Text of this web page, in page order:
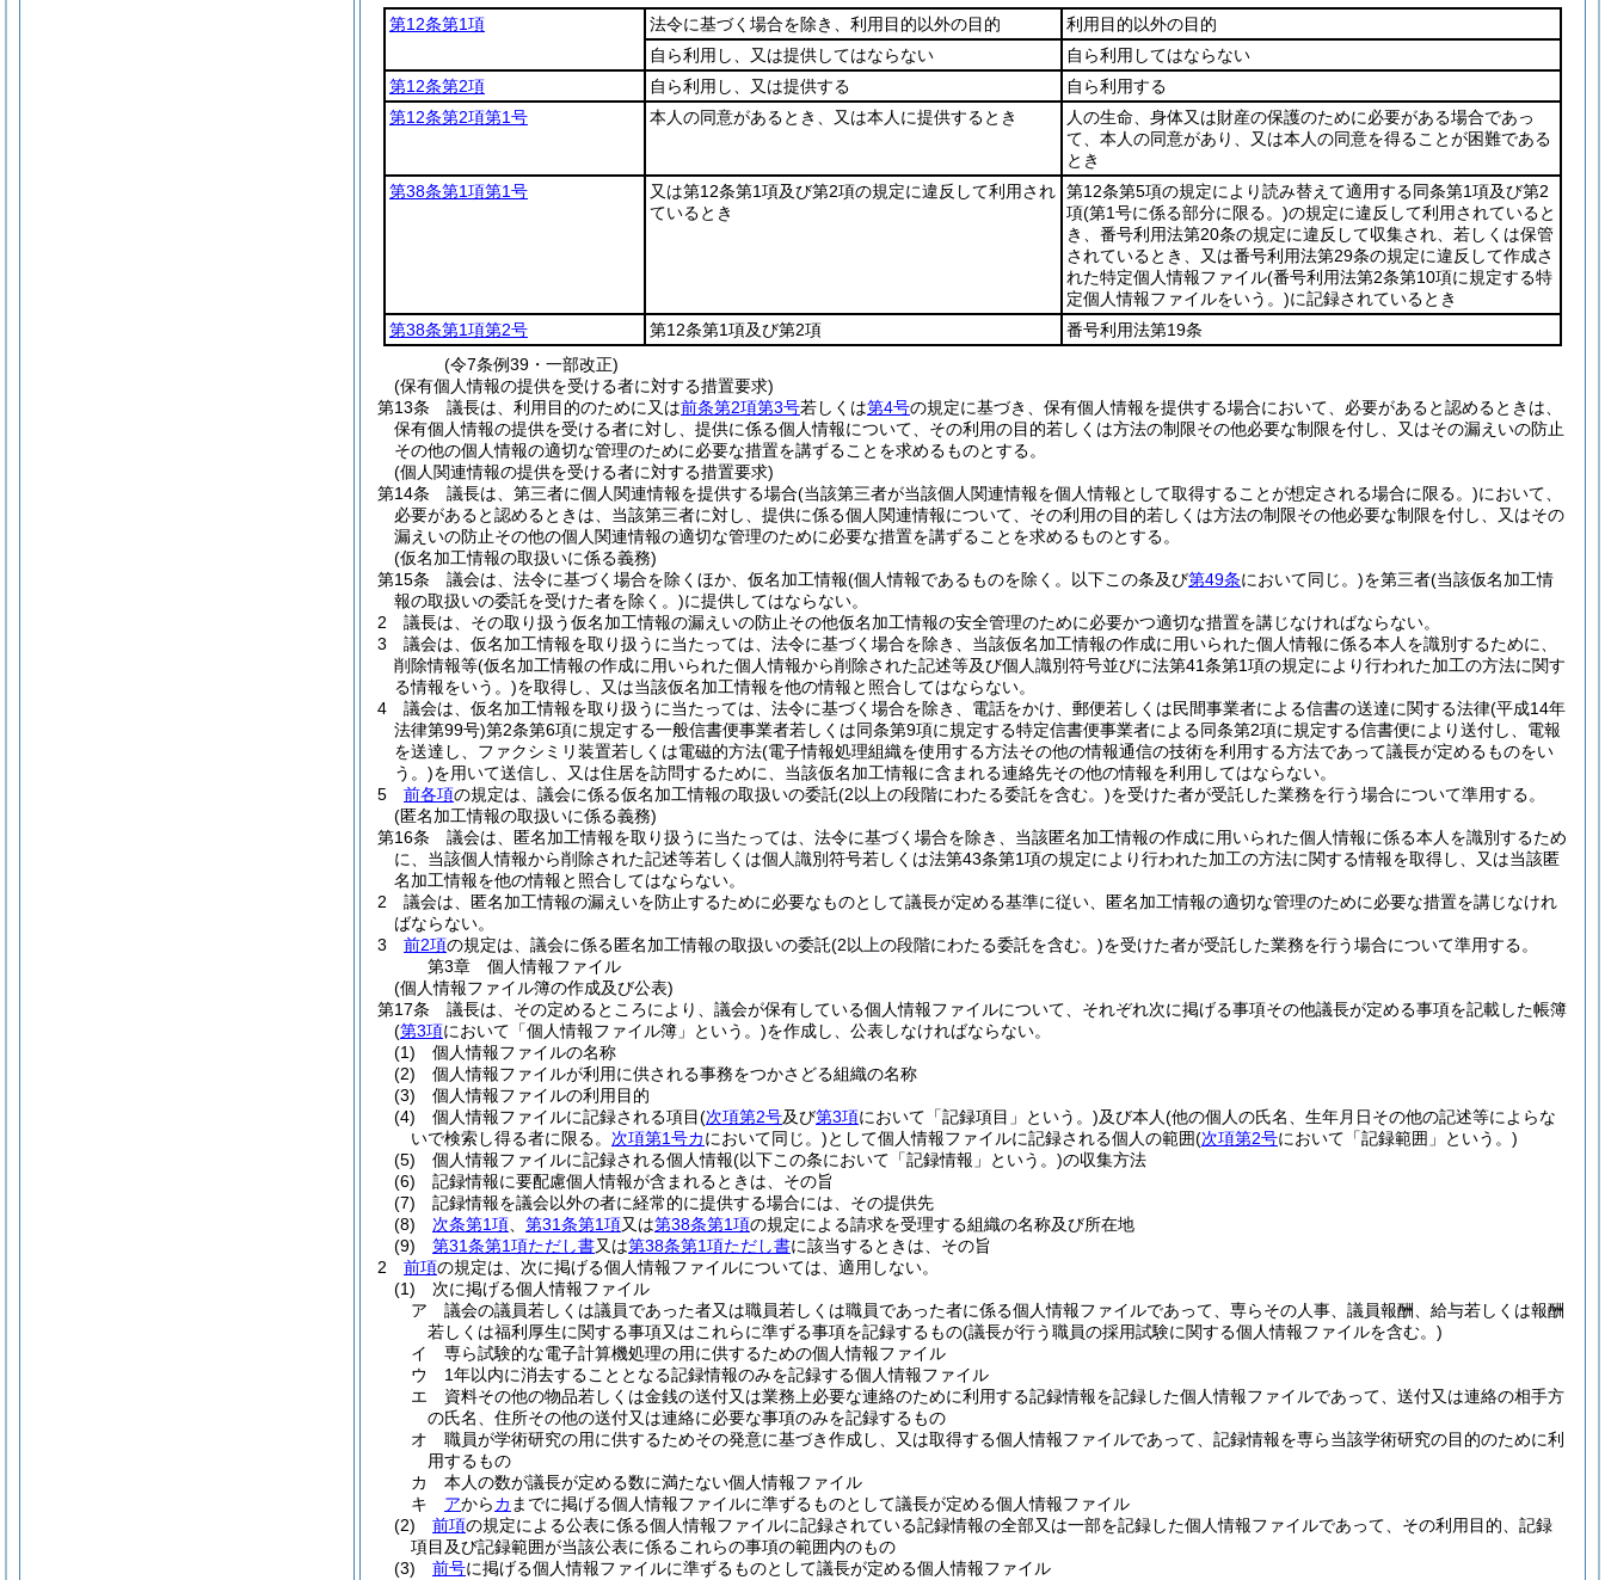
第12条第1項
法令に基づく場合を除き、利用目的以外の目的
利用目的以外の目的
自ら利用し、又は提供してはならない
自ら利用してはならない
第12条第2項
自ら利用し、又は提供する
自ら利用する
第12条第2項第1号
本人の同意があるとき、又は本人に提供するとき
人の生命、身体又は財産の保護のために必要がある場合であっ
て、本人の同意があり、又は本人の同意を得ることが困難である
とき
第38条第1項第1号
又は第12条第1項及び第2項の規定に違反して利用され
ているとき
第12条第5項の規定により読み替えて適用する同条第1項及び第2
項(第1号に係る部分に限る。)の規定に違反して利用されていると
き、番号利用法第20条の規定に違反して収集され、若しくは保管
されているとき、又は番号利用法第29条の規定に違反して作成さ
れた特定個人情報ファイル(番号利用法第2条第10項に規定する特
定個人情報ファイルをいう。)に記録されているとき
第38条第1項第2号
第12条第1項及び第2項
番号利用法第19条
(令7条例39・一部改正)
(保有個人情報の提供を受ける者に対する措置要求)
第13条
議長は、利用目的のために又は前条第2項第3号若しくは第4号の規定に基づき、保有個人情報を提供する場合において、必要があると認めるときは、
保有個人情報の提供を受ける者に対し、提供に係る個人情報について、その利用の目的若しくは方法の制限その他必要な制限を付し、又はその漏えいの防止
その他の個人情報の適切な管理のために必要な措置を講ずることを求めるものとする。
(個人関連情報の提供を受ける者に対する措置要求)
第14条
議長は、第三者に個人関連情報を提供する場合(当該第三者が当該個人関連情報を個人情報として取得することが想定される場合に限る。)において、
必要があると認めるときは、当該第三者に対し、提供に係る個人関連情報について、その利用の目的若しくは方法の制限その他必要な制限を付し、又はその
漏えいの防止その他の個人関連情報の適切な管理のために必要な措置を講ずることを求めるものとする。
(仮名加工情報の取扱いに係る義務)
第15条
議会は、法令に基づく場合を除くほか、仮名加工情報(個人情報であるものを除く。以下この条及び第49条において同じ。)を第三者(当該仮名加工情
報の取扱いの委託を受けた者を除く。)に提供してはならない。
2
議長は、その取り扱う仮名加工情報の漏えいの防止その他仮名加工情報の安全管理のために必要かつ適切な措置を講じなければならない。
3
議会は、仮名加工情報を取り扱うに当たっては、法令に基づく場合を除き、当該仮名加工情報の作成に用いられた個人情報に係る本人を識別するために、
削除情報等(仮名加工情報の作成に用いられた個人情報から削除された記述等及び個人識別符号並びに法第41条第1項の規定により行われた加工の方法に関す
る情報をいう。)を取得し、又は当該仮名加工情報を他の情報と照合してはならない。
4
議会は、仮名加工情報を取り扱うに当たっては、法令に基づく場合を除き、電話をかけ、郵便若しくは民間事業者による信書の送達に関する法律(平成14年
法律第99号)第2条第6項に規定する一般信書便事業者若しくは同条第9項に規定する特定信書便事業者による同条第2項に規定する信書便により送付し、電報
を送達し、ファクシミリ装置若しくは電磁的方法(電子情報処理組織を使用する方法その他の情報通信の技術を利用する方法であって議長が定めるものをい
う。)を用いて送信し、又は住居を訪問するために、当該仮名加工情報に含まれる連絡先その他の情報を利用してはならない。
5
前各項の規定は、議会に係る仮名加工情報の取扱いの委託(2以上の段階にわたる委託を含む。)を受けた者が受託した業務を行う場合について準用する。
(匿名加工情報の取扱いに係る義務)
第16条
議会は、匿名加工情報を取り扱うに当たっては、法令に基づく場合を除き、当該匿名加工情報の作成に用いられた個人情報に係る本人を識別するため
に、当該個人情報から削除された記述等若しくは個人識別符号若しくは法第43条第1項の規定により行われた加工の方法に関する情報を取得し、又は当該匿
名加工情報を他の情報と照合してはならない。
2
議会は、匿名加工情報の漏えいを防止するために必要なものとして議長が定める基準に従い、匿名加工情報の適切な管理のために必要な措置を講じなけれ
ばならない。
3
前2項の規定は、議会に係る匿名加工情報の取扱いの委託(2以上の段階にわたる委託を含む。)を受けた者が受託した業務を行う場合について準用する。
第3章
個人情報ファイル
(個人情報ファイル簿の作成及び公表)
第17条
議長は、その定めるところにより、議会が保有している個人情報ファイルについて、それぞれ次に掲げる事項その他議長が定める事項を記載した帳簿
(第3項において「個人情報ファイル簿」という。)を作成し、公表しなければならない。
(1)
個人情報ファイルの名称
(2)
個人情報ファイルが利用に供される事務をつかさどる組織の名称
(3)
個人情報ファイルの利用目的
(4)
個人情報ファイルに記録される項目(次項第2号及び第3項において「記録項目」という。)及び本人(他の個人の氏名、生年月日その他の記述等によらな
いで検索し得る者に限る。 次項第1号カにおいて同じ。)として個人情報ファイルに記録される個人の範囲(次項第2号において「記録範囲」という。)
(5)
個人情報ファイルに記録される個人情報(以下この条において「記録情報」という。)の収集方法
(6)
記録情報に要配慮個人情報が含まれるときは、その旨
(7)
記録情報を議会以外の者に経常的に提供する場合には、その提供先
(8)
次条第1項 第31条第1項又は第38条第1項の規定による請求を受理する組織の名称及び所在地
(9)
第31条第1項ただし書又は第38条第1項ただし書に該当するときは、その旨
2
前項の規定は、次に掲げる個人情報ファイルについては、適用しない。
(1)
次に掲げる個人情報ファイル
ア
議会の議員若しくは議員であった者又は職員若しくは職員であった者に係る個人情報ファイルであって、専らその人事、議員報酬、給与若しくは報酬
若しくは福利厚生に関する事項又はこれらに準ずる事項を記録するもの(議長が行う職員の採用試験に関する個人情報ファイルを含む。)
イ
専ら試験的な電子計算機処理の用に供するための個人情報ファイル
ウ
1年以内に消去することとなる記録情報のみを記録する個人情報ファイル
エ
資料その他の物品若しくは金銭の送付又は業務上必要な連絡のために利用する記録情報を記録した個人情報ファイルであって、送付又は連絡の相手方
の氏名、住所その他の送付又は連絡に必要な事項のみを記録するもの
オ
職員が学術研究の用に供するためその発意に基づき作成し、又は取得する個人情報ファイルであって、記録情報を専ら当該学術研究の目的のために利
用するもの
カ
本人の数が議長が定める数に満たない個人情報ファイル
キ
アからカ までに掲げる個人情報ファイルに準ずるものとして議長が定める個人情報ファイル
(2)
前項の規定による公表に係る個人情報ファイルに記録されている記録情報の全部又は一部を記録した個人情報ファイルであって、その利用目的、記録
項目及び記録範囲が当該公表に係るこれらの事項の範囲内のもの
(3)
前号に掲げる個人情報ファイルに準ずるものとして議長が定める個人情報ファイル